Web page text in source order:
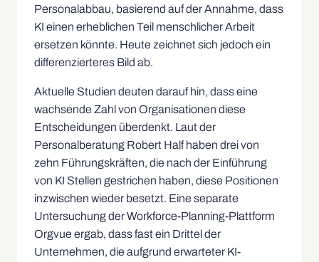
Personalabbau, basierend auf der Annahme, dass
KI einen erheblichen Teil menschlicher Arbeit
ersetzen könnte. Heute zeichnet sich jedoch ein
differenzierteres Bild ab.
Aktuelle Studien deuten darauf hin, dass eine
wachsende Zahl von Organisationen diese
Entscheidungen überdenkt. Laut der
Personalberatung Robert Half haben drei von
zehn Führungskräften, die nach der Einführung
von KI Stellen gestrichen haben, diese Positionen
inzwischen wieder besetzt. Eine separate
Untersuchung der Workforce-Planning-Plattform
Orgvue ergab, dass fast ein Drittel der
Unternehmen, die aufgrund erwarteter KI-